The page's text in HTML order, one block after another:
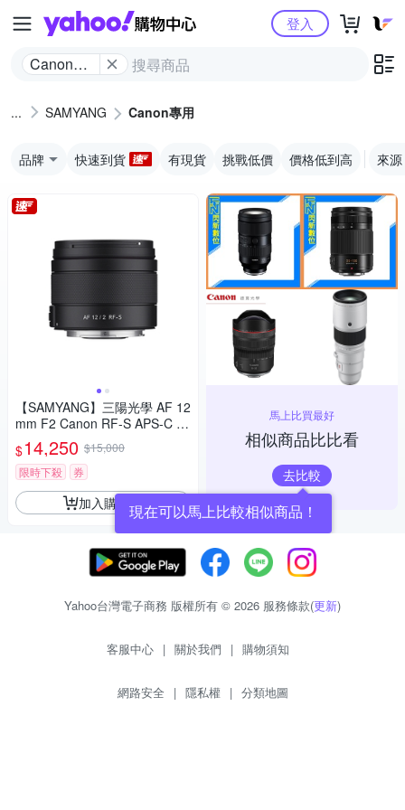
Yahoo購物中心
Canon專
登入
SAMYANG Canon專用
品牌 快速到貨 有現貨 挑戰低價 價格低到高 來源
【SAMYANG】三陽光學 AF 12
mm F2 Canon RF-S APS-C 自
動對焦鏡頭 公司貨
$14,250 $15,000
限時下殺
券
加入購物車
馬上比買最好
相似商品比比看
去比較
現在可以馬上比較相似商品！
Yahoo台灣電子商務 版權所有 © 2026 服務條款(更新)
客服中心 | 關於我們 | 購物須知
網路安全 | 隱私權 | 分類地圖